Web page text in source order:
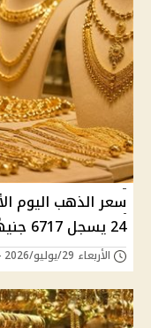
24 يسجل 6717 جنيهًا قبل قرار الفيدرالي
الأربعاء 29/يوليو/2026 - 09:30 ص